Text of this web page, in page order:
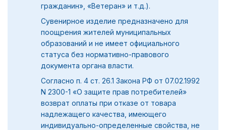
гражданин», «Ветеран» и т.д.).
Сувенирное изделие предназначено для
поощрения жителей муниципальных
образований и не имеет официального
статуса без нормативно-правового
документа органа власти.
Согласно п. 4 ст. 26.1 Закона РФ от 07.02.1992
N 2300-1 «О защите прав потребителей»
возврат оплаты при отказе от товара
надлежащего качества, имеющего
индивидуально-определенные свойства, не